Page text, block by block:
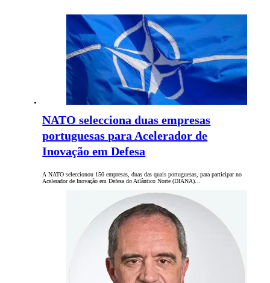
NATO selecciona duas empresas
portuguesas para Acelerador de
Inovação em Defesa
A NATO seleccionou 150 empresas, duas das quais portuguesas, para participar no
Acelerador de Inovação em Defesa do Atlântico Norte (DIANA)…